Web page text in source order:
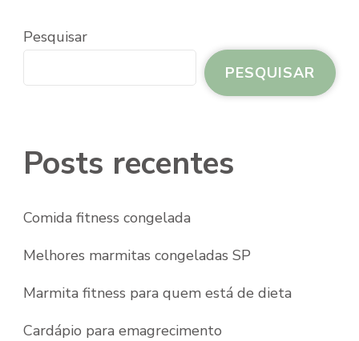
Pesquisar
PESQUISAR
Posts recentes
Comida fitness congelada
Melhores marmitas congeladas SP
Marmita fitness para quem está de dieta
Cardápio para emagrecimento